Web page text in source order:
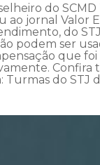
do
ao jornal Valor
do
podem ser
que foi
Confira
Turmas do STJ